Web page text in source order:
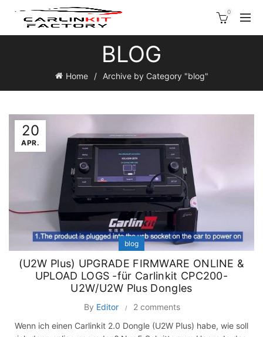
0
BLOG
Home Archive by Category "blog"
20
APR.
blog
(U2W Plus) UPGRADE FIRMWARE ONLINE &
UPLOAD LOGS -für Carlinkit CPC200-
U2W/U2W Plus Dongles
By Editor
2 comments
Wenn ich einen Carlinkit 2.0 Dongle (U2W Plus) habe, wie soll